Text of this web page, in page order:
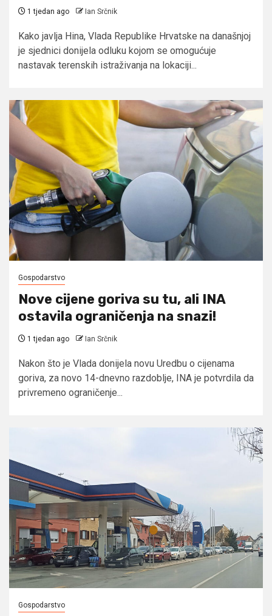
1 tjedan ago Ian Srčnik
Kako javlja Hina, Vlada Republike Hrvatske na današnjoj
je sjednici donijela odluku kojom se omogućuje
nastavak terenskih istraživanja na lokaciji...
Gospodarstvo
Nove cijene goriva su tu, ali INA
ostavila ograničenja na snazi!
1 tjedan ago Ian Srčnik
Nakon što je Vlada donijela novu Uredbu o cijenama
goriva, za novo 14-dnevno razdoblje, INA je potvrdila da
privremeno ograničenje...
Gospodarstvo